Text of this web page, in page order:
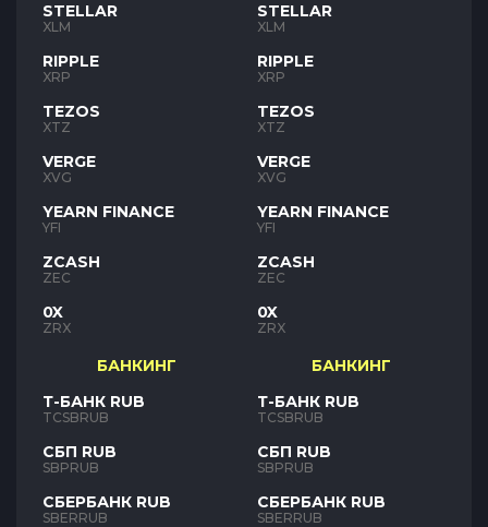
STELLAR
XLM
RIPPLE
XRP
TEZOS
XTZ
VERGE
XVG
YEARN FINANCE
YFI
ZCASH
ZEC
0X
ZRX
БАНКИНГ
Т-БАНК RUB
TCSBRUB
СБП RUB
SBPRUB
СБЕРБАНК RUB
SBERRUB
STELLAR
XLM
RIPPLE
XRP
TEZOS
XTZ
VERGE
XVG
YEARN FINANCE
YFI
ZCASH
ZEC
0X
ZRX
БАНКИНГ
Т-БАНК RUB
TCSBRUB
СБП RUB
SBPRUB
СБЕРБАНК RUB
SBERRUB